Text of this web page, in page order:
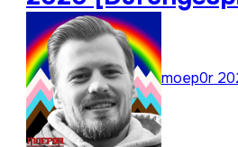
moep0r